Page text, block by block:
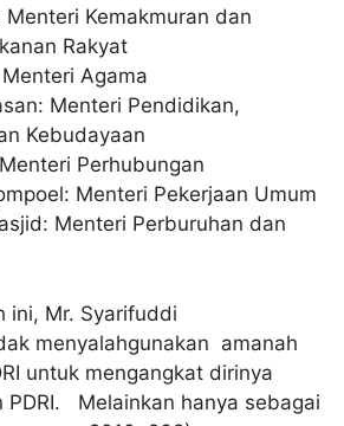
Menteri Kemakmuran dan
Rakyat
Agama
Menteri Pendidikan,
Kebudayaan
Perhubungan
Menteri Pekerjaan Umum
Menteri Perburuhan dan
ini, Mr. Syarifuddi
menyalahgunakan amanah
untuk mengangkat dirinya
PDRI. Melainkan hanya sebagai